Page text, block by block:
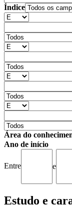
Índice
Área do
Ano de início
Entre e
Estudo e